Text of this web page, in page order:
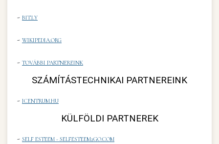
- BIT.LY
- WIKIPEDIA.ORG
- TOVÁBBI PARTNEREINK
SZÁMÍTÁSTECHNIKAI PARTNEREINK
- ICENTRUM.HU
KÜLFÖLDI PARTNEREK
- SELF ESTEEM - SELFESTEEM2GO.COM